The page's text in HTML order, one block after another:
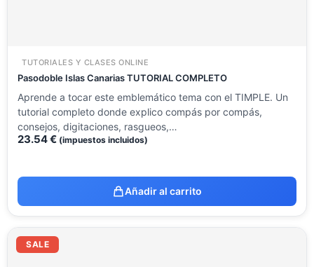
TUTORIALES Y CLASES ONLINE
Pasodoble Islas Canarias TUTORIAL COMPLETO
Aprende a tocar este emblemático tema con el TIMPLE. Un
tutorial completo donde explico compás por compás,
consejos, digitaciones, rasgueos,…
23.54€ (impuestos incluidos)
Añadir al carrito
SALE precio
original